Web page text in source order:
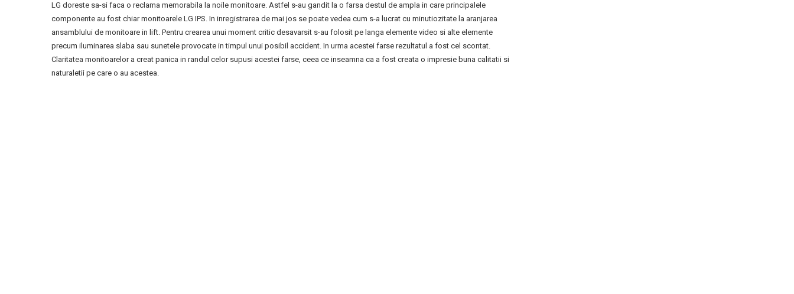
LG doreste sa-si faca o reclama memorabila la noile monitoare. Astfel s-au gandit la o farsa destul de ampla in care principalele
componente au fost chiar monitoarele LG IPS. In inregistrarea de mai jos se poate vedea cum s-a lucrat cu minutiozitate la aranjarea
ansamblului de monitoare in lift. Pentru crearea unui moment critic desavarsit s-au folosit pe langa elemente video si alte elemente
precum iluminarea slaba sau sunetele provocate in timpul unui posibil accident. In urma acestei farse rezultatul a fost cel scontat.
Claritatea monitoarelor a creat panica in randul celor supusi acestei farse, ceea ce inseamna ca a fost creata o impresie buna calitatii si
naturaletii pe care o au acestea.